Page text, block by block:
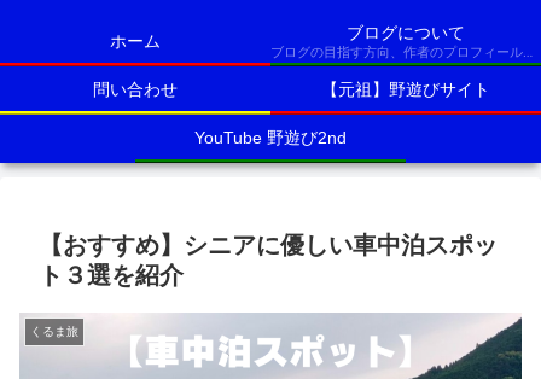
ホーム ブログについて
ブログの目指す方向、作者のプロフィールなど
問い合わせ 【元祖】野遊びサイト
YouTube 野遊び2nd
【おすすめ】シニアに優しい車中泊スポッ
ト３選を紹介
くるま旅